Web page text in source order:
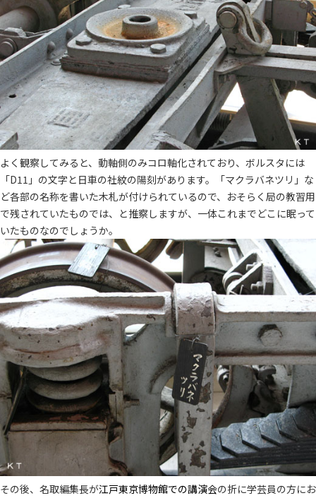
よく観察してみると、動軸側のみコロ軸化されており、ボルスタには
「D11」の文字と日車の社紋の陽刻があります。「マクラバネツリ」な
ど各部の名称を書いた木札が付けられているので、おそらく局の教習用
で残されていたものでは、と推察しますが、一体これまでどこに眠って
いたものなのでしょうか。
その後、名取編集長が江戸東京博物館での講演会の折に学芸員の方にお